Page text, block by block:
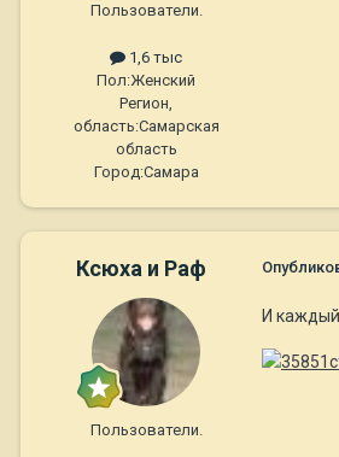
Пользователи.
1,6 тыс
Пол:Женский
Регион,
область:Самарская
область
Город:Самара
Ксюха и Раф
Пользователи.
И каждый